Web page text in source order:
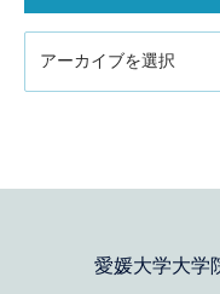
アーカイブを選択
愛媛大学大学